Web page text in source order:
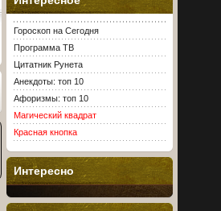
Гороскоп на Сегодня
Программа ТВ
Цитатник Рунета
Анекдоты: топ 10
Афоризмы: топ 10
Магический квадрат
Красная кнопка
Интересно